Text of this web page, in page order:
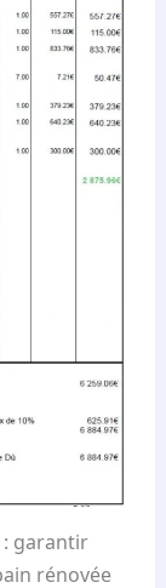
: garantir
rénovée